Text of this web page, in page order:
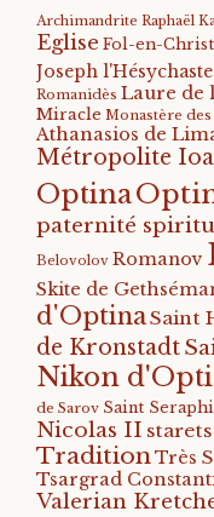
Archimandrite Raphaël
Eglise Fol-en-Christ
Joseph l'Hésychaste
Romanidès Laure de
Miracle Monastère
Athanasios de
Métropolite
Optina
paternité
Belovolov Romanov
Skite de
d'OptinaSaint
de Kronstadt
Nikon
de Sarov Saint
Nicolas II starets
TraditionTrès
Tsargrad
Valerian